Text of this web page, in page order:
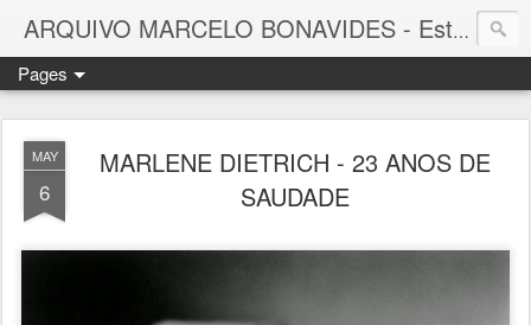
ARQUIVO MARCELO BONAVIDES - Estrelas que nunca se Apagam -
Pages
MAY
6
MARLENE DIETRICH - 23 ANOS DE
SAUDADE